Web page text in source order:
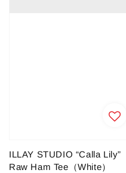
ILLAY STUDIO “Calla Lily”
Raw Ham Tee（White）